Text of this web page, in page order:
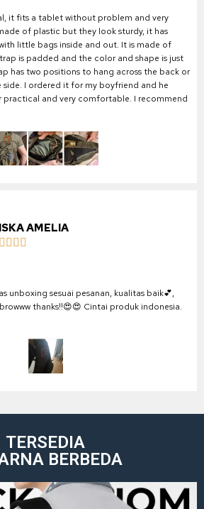
it fits a tablet without problem and very
of plastic but they look sturdy, it has
little bags inside and out. It is made of
is padded and the color and shape is just
has two positions to hang across the back or
I ordered it for my boyfriend and he
practical and very comfortable. I recommend
AMELIA
   
unboxing sesuai pesanan, kualitas baik💕,
thanks!!😍😍 Cintai produk indonesia.
TERSEDIA
BERBEDA